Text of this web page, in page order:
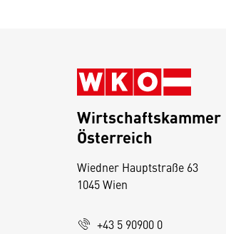
Wirtschaftskammer
Österreich
Wiedner Hauptstraße 63
1045 Wien
+43 5 90900 0